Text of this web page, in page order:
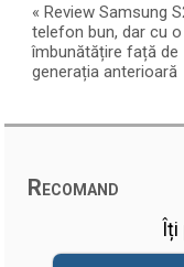
«Review Samsung
telefon bun, dar cu
îmbunătățire față de
generația anterioară
Recomand
Îți